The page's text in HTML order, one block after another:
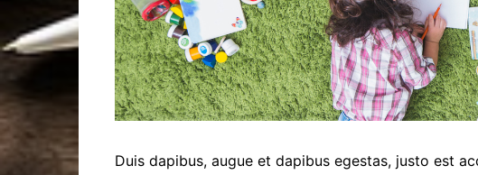
Duis dapibus, augue et dapibus egestas, justo est